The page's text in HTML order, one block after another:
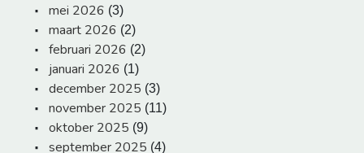
mei 2026 (3)
maart 2026 (2)
februari 2026 (2)
januari 2026 (1)
december 2025 (3)
november 2025 (11)
oktober 2025 (9)
september 2025 (4)